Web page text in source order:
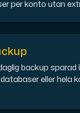
webbplatser
per konto utan
backup sparad i
eller hela